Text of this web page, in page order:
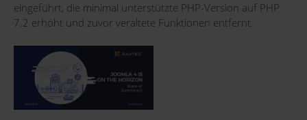
REFERENZEN
KONTAKT
eingeführt, die minimal unterstützte PHP-Version auf PHP
7.2 erhöht und zuvor veraltete Funktionen entfernt.